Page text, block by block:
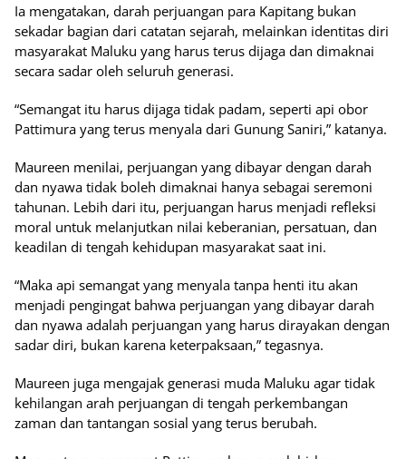
Ia mengatakan, darah perjuangan para Kapitang bukan
sekadar bagian dari catatan sejarah, melainkan identitas diri
masyarakat Maluku yang harus terus dijaga dan dimaknai
secara sadar oleh seluruh generasi.
“Semangat itu harus dijaga tidak padam, seperti api obor
Pattimura yang terus menyala dari Gunung Saniri,” katanya.
Maureen menilai, perjuangan yang dibayar dengan darah
dan nyawa tidak boleh dimaknai hanya sebagai seremoni
tahunan. Lebih dari itu, perjuangan harus menjadi refleksi
moral untuk melanjutkan nilai keberanian, persatuan, dan
keadilan di tengah kehidupan masyarakat saat ini.
“Maka api semangat yang menyala tanpa henti itu akan
menjadi pengingat bahwa perjuangan yang dibayar darah
dan nyawa adalah perjuangan yang harus dirayakan dengan
sadar diri, bukan karena keterpaksaan,” tegasnya.
Maureen juga mengajak generasi muda Maluku agar tidak
kehilangan arah perjuangan di tengah perkembangan
zaman dan tantangan sosial yang terus berubah.